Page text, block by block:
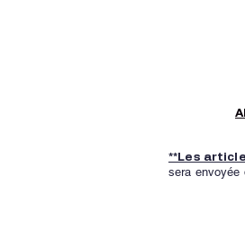
**Les
sera envoyée